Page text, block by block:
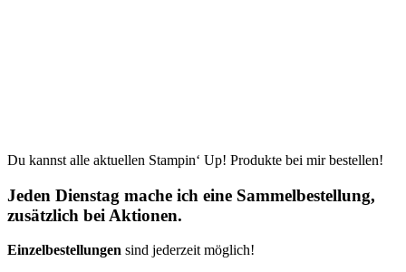
Du kannst alle aktuellen Stampin‘ Up! Produkte bei mir bestellen!
Jeden Dienstag mache ich eine Sammelbestellung,
zusätzlich bei Aktionen.
Einzelbestellungen sind jederzeit möglich!